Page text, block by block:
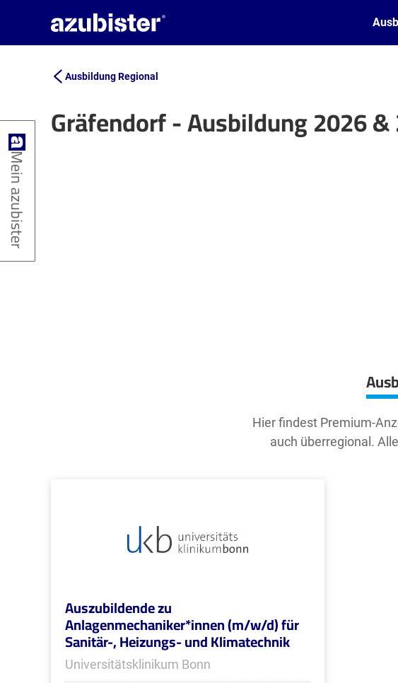
Ausbildung Regional
Gräfendorf - Ausbildung 2026
Leaflet| ©
Hier findest Premium-
auch überregional.
Auszubildende zu
Anlagenmechaniker*innen (m/w/d) für
Sanitär-, Heizungs- und Klimatechnik
Universitätsklinikum Bonn
Mein azubister